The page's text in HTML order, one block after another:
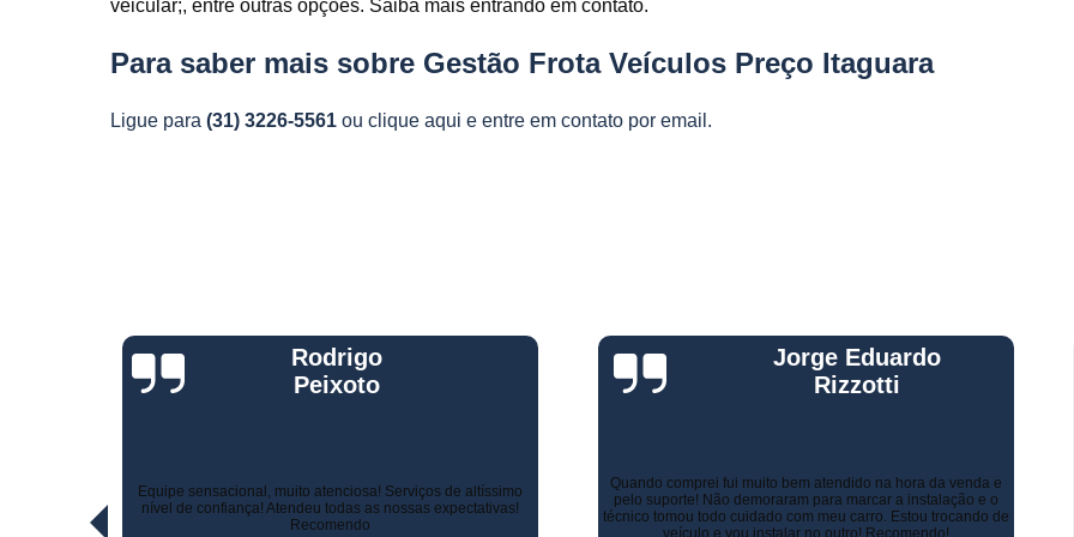
Telemetrias
Monitoramento de Veículos
Monitoramento Gps
Monitoramento Veicular por Câmeras
veicular;, entre outras opções. Saiba mais entrando em contato.
Para saber mais sobre Gestão Frota Veículos Preço Itaguara
Ligue para (31) 3226-5561 ou clique aqui e entre em contato por email.
Jorge Eduardo
Rizzotti
Quando comprei fui muito bem atendido na hora da venda e
pelo suporte! Não demoraram para marcar a instalação e o
técnico tomou todo cuidado com meu carro. Estou trocando de
Gustavo Leone
controlar as entregas tanto urbanas como no Estado de Minas
Gerais. Contratamos os serviços de rastreamento e logística.
Inicialmente já economizamos com os custos com seguros.